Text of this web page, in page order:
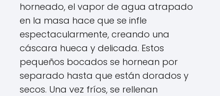
horneado, el vapor de agua atrapado
en la masa hace que se infle
espectacularmente, creando una
cáscara hueca y delicada. Estos
pequeños bocados se hornean por
separado hasta que están dorados y
secos. Una vez fríos, se rellenan